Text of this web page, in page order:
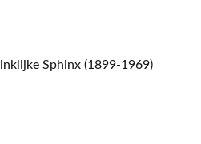
Sphinx (1899-1969)